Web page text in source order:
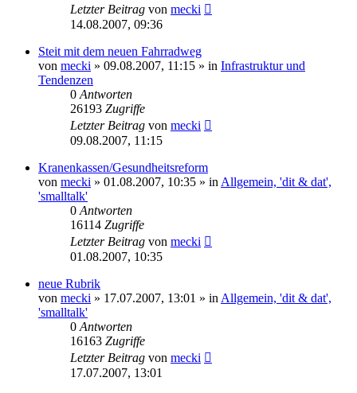
Letzter Beitrag von mecki
14.08.2007, 09:36
Steit mit dem neuen Fahrradweg
von mecki » 09.08.2007, 11:15 » in Infrastruktur und
Tendenzen
0 Antworten
26193 Zugriffe
Letzter Beitrag von mecki
09.08.2007, 11:15
Kranenkassen/Gesundheitsreform
von mecki » 01.08.2007, 10:35 » in Allgemein, 'dit & dat',
'smalltalk'
0 Antworten
16114 Zugriffe
Letzter Beitrag von mecki
01.08.2007, 10:35
neue Rubrik
von mecki » 17.07.2007, 13:01 » in Allgemein, 'dit & dat',
'smalltalk'
0 Antworten
16163 Zugriffe
Letzter Beitrag von mecki
17.07.2007, 13:01